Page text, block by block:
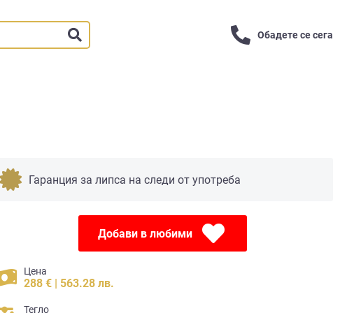
Обадете се сега
Гаранция за липса на следи от употреба
Добави в любими
Цена
288 € | 563.28 лв.
Тегло